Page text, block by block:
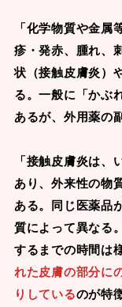
「化学物質や金
疹・発赤、腫れ、
状（接触皮膚炎）
る。一般に「かぶ
あるが、外用薬の
「接触皮膚炎は
あり、外来性の物
ある。同じ医薬品
質によって異なる
するまでの時間は
れた皮膚の部分に
りしているのが特